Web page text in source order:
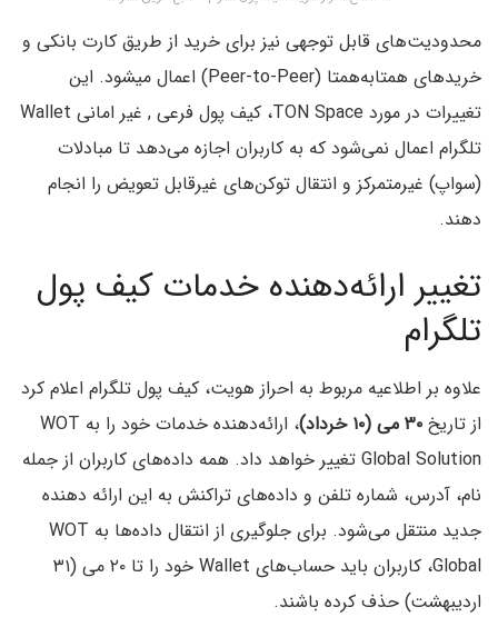
محدودیت‌های قابل توجهی نیز برای خرید از طریق کارت بانکی و
خریدهای همتا‌به‌همتا (Peer-to-Peer) اعمال میشود. این
تغییرات در مورد TON Space، کیف پول فرعی , غیر امانی Wallet
تلگرام اعمال نمی‌شود که به کاربران اجازه می‌دهد تا مبادلات
(سواپ) غیرمتمرکز و انتقال توکن‌های غیرقابل تعویض را انجام
دهند.
تغییر ارائه‌دهنده خدمات کیف پول
تلگرام
علاوه بر اطلاعیه مربوط به احراز هویت، کیف پول تلگرام اعلام کرد
از تاریخ ۳۰ می (۱۰ خرداد)
، ارائه‌دهنده خدمات خود را به WOT
Global Solution تغییر خواهد داد. همه داده‌های کاربران از جمله
نام، آدرس، شماره تلفن و داده‌های تراکنش به این ارائه دهنده
جدید منتقل می‌شود. برای جلوگیری از انتقال داده‌ها به WOT
Global، کاربران باید حساب‌های Wallet خود را تا ۲۰ می (۳۱
اردیبهشت) حذف کرده باشند.